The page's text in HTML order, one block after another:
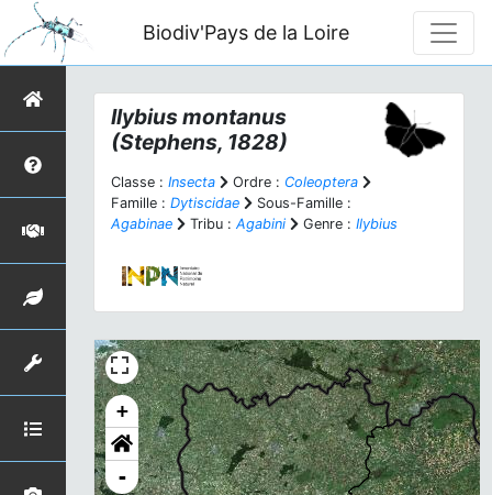
Biodiv'Pays de la Loire
Ilybius montanus
(Stephens, 1828)
Classe : Insecta Ordre : Coleoptera
Famille : Dytiscidae
Sous-Famille :
Agabinae
Tribu : Agabini Genre : Ilybius
+
-